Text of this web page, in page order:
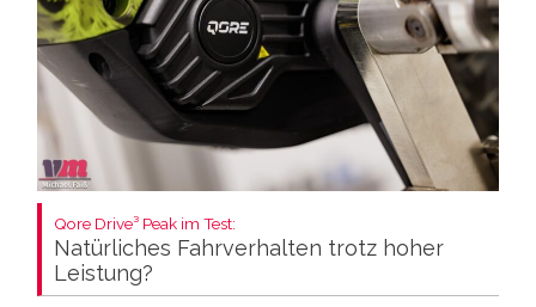
Qore Drive³ Peak im Test:
Natürliches Fahrverhalten trotz hoher
Leistung?